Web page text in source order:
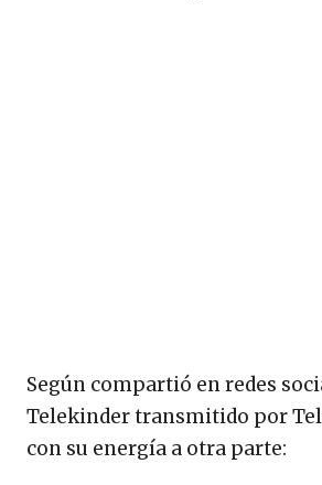
Según compartió en redes
Telekinder transmitido por
con su energía a otra parte: